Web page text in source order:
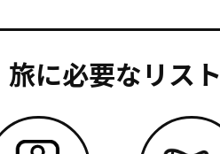
旅に必要なリスト